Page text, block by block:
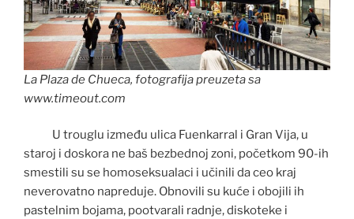
La Plaza de Chueca, fotografija preuzeta sa
www.timeout.com
U trouglu između ulica Fuenkarral i Gran Vija, u
staroj i doskora ne baš bezbednoj zoni, početkom 90-ih
smestili su se homoseksualaci i učinili da ceo kraj
neverovatno napreduje. Obnovili su kuće i obojili ih
pastelnim bojama, pootvarali radnje, diskoteke i